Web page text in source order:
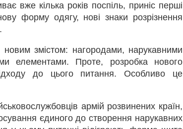
вже кілька років поспіль, приніс перші
форму одягу, нові знаки розрізнення
змістом: нагородами, нарукавними
елементами. Проте, розробка нового
до цього питання. Особливо це
армій розвинених країн,
єдиного до створення нарукавних